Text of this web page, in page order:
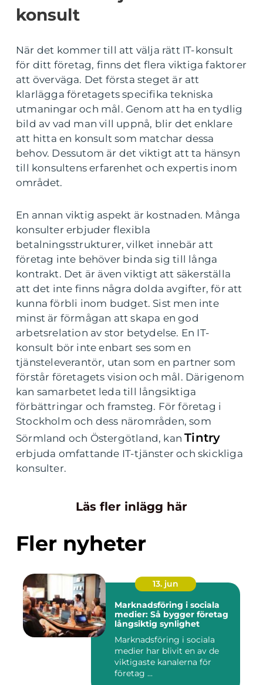
konsult
När det kommer till att välja rätt IT-konsult
för ditt företag, finns det flera viktiga faktorer
att överväga. Det första steget är att
klarlägga företagets specifika tekniska
utmaningar och mål. Genom att ha en tydlig
bild av vad man vill uppnå, blir det enklare
att hitta en konsult som matchar dessa
behov. Dessutom är det viktigt att ta hänsyn
till konsultens erfarenhet och expertis inom
området.
En annan viktig aspekt är kostnaden. Många
konsulter erbjuder flexibla
betalningsstrukturer, vilket innebär att
företag inte behöver binda sig till långa
kontrakt. Det är även viktigt att säkerställa
att det inte finns några dolda avgifter, för att
kunna förbli inom budget. Sist men inte
minst är förmågan att skapa en god
arbetsrelation av stor betydelse. En IT-
konsult bör inte enbart ses som en
tjänsteleverantör, utan som en partner som
förstår företagets vision och mål. Därigenom
kan samarbetet leda till långsiktiga
förbättringar och framsteg. För företag i
Stockholm och dess närområden, som
Sörmland och Östergötland, kanTintry
erbjuda omfattande IT-tjänster och skickliga
konsulter.
Läs fler inlägg här
Fler nyheter
13. jun
Marknadsföring i sociala
medier: Så bygger företag
långsiktig synlighet
Marknadsföring i sociala
medier har blivit en av de
viktigaste kanalerna för
företag ...